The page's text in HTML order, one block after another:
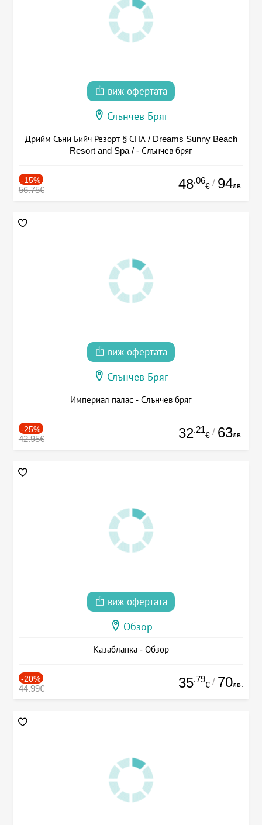
виж офертата
Слънчев Бряг
Дрийм Съни Бийч Резорт § СПА / Dreams Sunny Beach
Resort and Spa / - Слънчев бряг
-15%
56.75€ 48.06
€ / 94лв.
виж офертата
Слънчев Бряг
Империал палас - Слънчев бряг
-25%
42.95€ 32.21
€ / 63лв.
виж офертата
Обзор
Казабланка - Обзор
-20%
44.99€ 35.79
€ / 70лв.